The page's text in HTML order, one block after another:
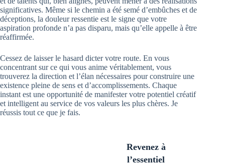
significatives. Même si le chemin a été semé d’embûches et de
déceptions, la douleur ressentie est le signe que votre
aspiration profonde n’a pas disparu, mais qu’elle appelle à être
réaffirmée.
Cessez de laisser le hasard dicter votre route. En vous
concentrant sur ce qui vous anime véritablement, vous
trouverez la direction et l’élan nécessaires pour construire une
existence pleine de sens et d’accomplissements. Chaque
instant est une opportunité de manifester votre potentiel créatif
et intelligent au service de vos valeurs les plus chères. Je
réussis tout ce que je fais.
Revenez à
l’essentiel